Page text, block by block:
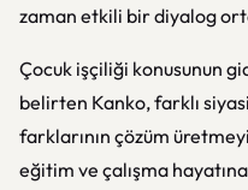
zaman etkili bir diyalog
Çocuk işçiliği konusunun
belirten Kanko, farklı
farklarının çözüm
eğitim ve çalışma